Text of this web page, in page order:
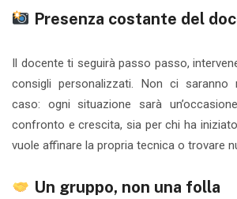
Presenza costante del
Il docente ti seguirà passo passo,
consigli personalizzati. Non ci saranno
caso: ogni situazione sarà
confronto e crescita, sia per chi ha
vuole affinare la propria tecnica o trovare
Un gruppo, non una folla